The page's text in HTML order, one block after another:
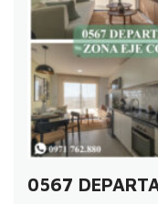
0567